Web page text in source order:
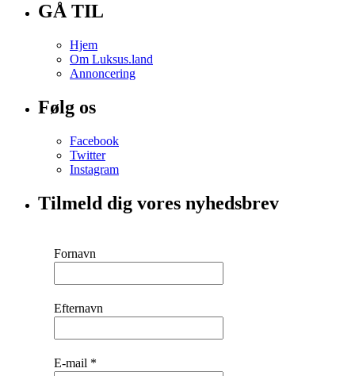
GÅ TIL
Hjem
Om Luksus.land
Annoncering
Følg os
Facebook
Twitter
Instagram
Tilmeld dig vores nyhedsbrev
Fornavn
Efternavn
E-mail *